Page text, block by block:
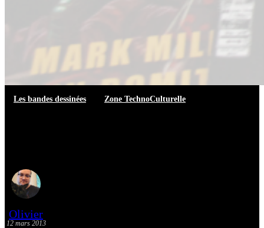
Les bandes dessinées Zone TechnoCulturelle
Olivier
12 mars 2013